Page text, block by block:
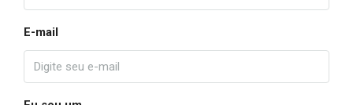
E-mail